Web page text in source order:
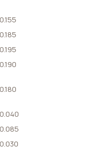
0.155
0.185
0.195
0.190
0.180
0.040
0.085
0.030